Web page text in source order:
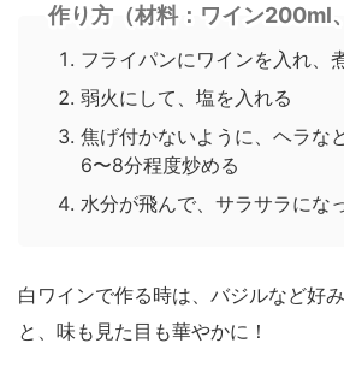
作り方（材料：ワイン200ml
フライパンにワインを入れ、
弱火にして、塩を入れる
焦げ付かないように、ヘラな
6〜8分程度炒める
水分が飛んで、サラサラにな
白ワインで作る時は、バジルなど好
と、味も見た目も華やかに！